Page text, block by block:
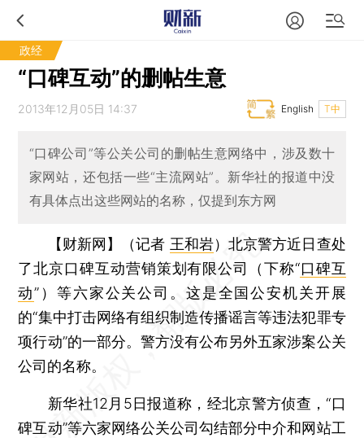
政经
“口碑互动”的删帖生意
2013年12月05日 14:37 T中
English
“口碑公司”等公关公司的删帖生意网络中，涉及数十
家网站，还包括一些“主流网站”。新华社的报道中没
有具体点出这些网站的名称，仅提到东方网
【财新网】（记者 王和岩） 北京警方近日查处
了北京口碑互动营销策划有限公司（下称“口碑互
动”）等六家公关公司。这是全国公安机关开展
的“集中打击网络有组织制造传播谣言等违法犯罪专
项行动”的一部分。警方没有公布另外五家涉案公关
公司的名称。
新华社12月5日报道称，经北京警方侦查，“口
碑互动”等六家网络公关公司勾结部分中介和网站工